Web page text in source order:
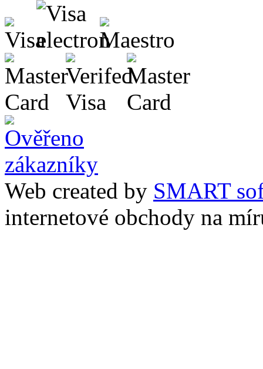
Web created by SMART
internetové obchody na